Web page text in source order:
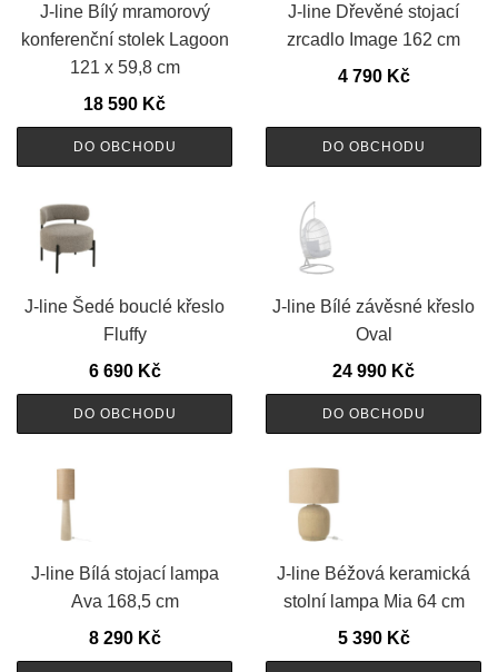
J-line Bílý mramorový
konferenční stolek Lagoon
121 x 59,8 cm
18 590 Kč
DO OBCHODU
J-line Dřevěné stojací
zrcadlo Image 162 cm
4 790 Kč
DO OBCHODU
J-line Šedé bouclé křeslo
Fluffy
6 690 Kč
DO OBCHODU
J-line Bílé závěsné křeslo
Oval
24 990 Kč
DO OBCHODU
J-line Bílá stojací lampa
Ava 168,5 cm
8 290 Kč
J-line Béžová keramická
stolní lampa Mia 64 cm
5 390 Kč